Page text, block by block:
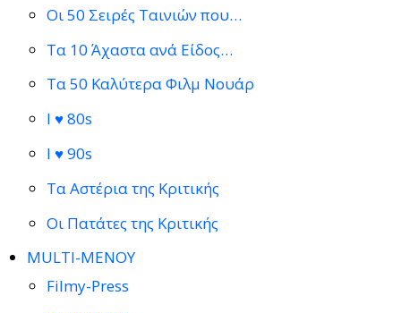
Οι 50 Σειρές Ταινιών που…
Τα 10 Άχαστα ανά Είδος…
Τα 50 Καλύτερα Φιλμ Νουάρ
I ♥ 80s
I ♥ 90s
Τα Αστέρια της Κριτικής
Οι Πατάτες της Κριτικής
MULTI-ΜΕΝΟΥ
Filmy-Press